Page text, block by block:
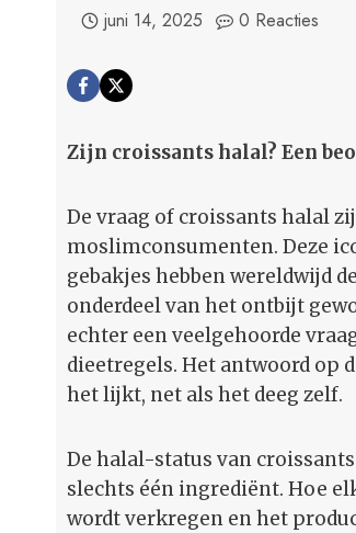
juni 14, 2025 0 Reacties
Zijn croissants halal? Een
De vraag of croissants halal
moslimconsumenten. Deze
gebakjes hebben wereldwijd
onderdeel van het ontbijt
echter een veelgehoorde
dieetregels. Het antwoord op
het lijkt, net als het deeg zelf.
De halal-status van
slechts één ingrediënt. Hoe
wordt verkregen en het